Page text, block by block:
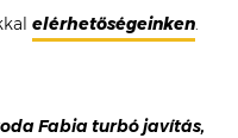
elérhetőségeinken.
Fabia turbó javítás,